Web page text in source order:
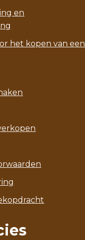
en
het kopen van een